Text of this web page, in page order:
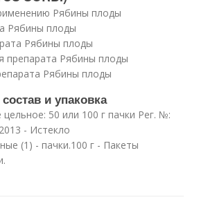
Рябины плоды
Рябины плоды
Рябины плоды
препарата Рябины плоды
Рябины плоды
и упаковка
50 или 100 г пачки Рег. №:
- Истекло
(1) - пачки.100 г - Пакеты